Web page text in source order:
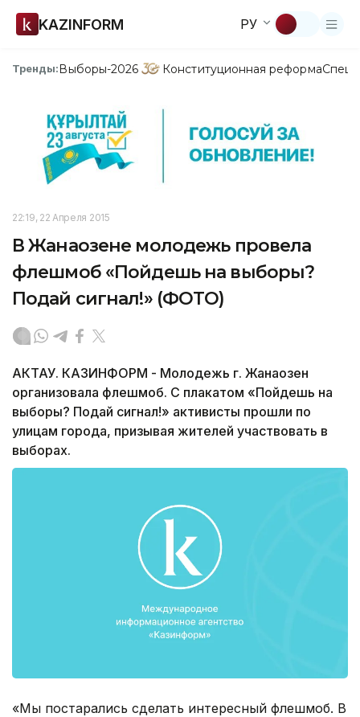
KAZINFORM РУ
Тренды:Выборы-2026 Конституционная реформа
22:19, 22 Апреля 2015
В Жанаозене молодежь провела
флешмоб «Пойдешь на выборы?
Подай сигнал!» (ФОТО)
АКТАУ. КАЗИНФОРМ - Молодежь г. Жанаозен
организовала флешмоб. С плакатом «Пойдешь на
выборы? Подай сигнал!» активисты прошли по
улицам города, призывая жителей участвовать в
выборах.
«Мы постарались сделать интересный флешмоб. В